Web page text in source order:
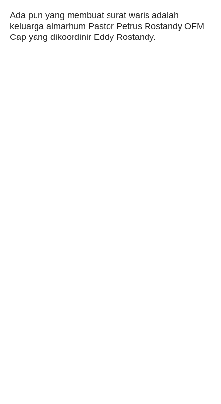
Ada pun yang membuat surat waris adalah
keluarga almarhum Pastor Petrus Rostandy OFM
Cap yang dikoordinir Eddy Rostandy.